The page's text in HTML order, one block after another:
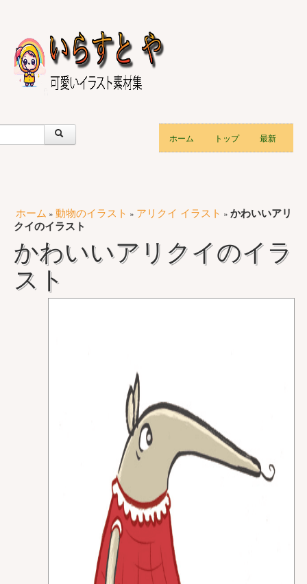
ホーム トップ 最新
ホーム » 動物のイラスト » アリクイ イラスト » かわいいアリ
クイのイラスト
かわいいアリクイのイラ
スト